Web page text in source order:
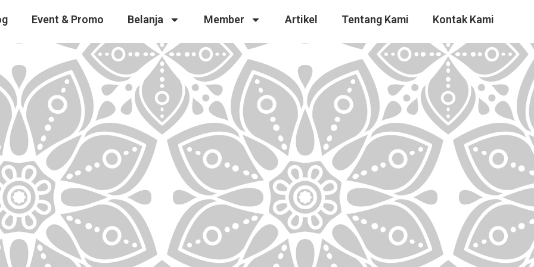
Event & Promo Belanja Member Artikel Tentang Kami Kontak Kami